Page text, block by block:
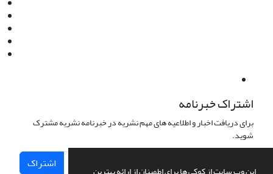
اشتراک خبرنامه
برای دریافت اخبار و اطلاعیه های مهم نشریه در خبرنامه نشریه مشترک
شوید.
اشتراک